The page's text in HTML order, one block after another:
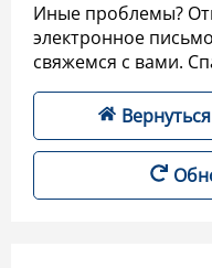
Иные проблемы?
электронное
свяжемся с вами.